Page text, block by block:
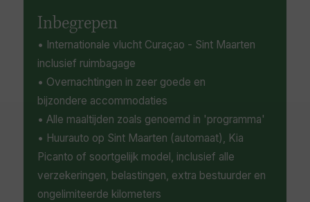
kunt wensen op dit kleurrijke Caribische
eilandparadijs
wandelen en een scala aan spannende
watersporten.
Inbegrepen
• Internationale vlucht Curaçao - Sint Maarten
inclusief ruimbagage
• Overnachtingen in zeer goede en
bijzondere accommodaties
• Alle maaltijden zoals genoemd in 'programma'
• Huurauto op Sint Maarten (automaat), Kia
Picanto of soortgelijk model, inclusief alle
verzekeringen, belastingen, extra bestuurder en
ongelimiteerde kilometers